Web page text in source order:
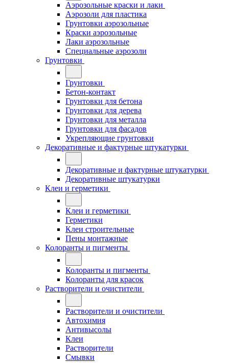
Аэрозольные краски и лаки
Аэрозоли для пластика
Грунтовки аэрозольные
Краски аэрозольные
Лаки аэрозольные
Специальные аэрозоли
Грунтовки
Грунтовки
Бетон-контакт
Грунтовки для бетона
Грунтовки для дерева
Грунтовки для металла
Грунтовки для фасадов
Укрепляющие грунтовки
Декоративные и фактурные штукатурки
Декоративные и фактурные штукатурки
Декоративные штукатурки
Клеи и герметики
Клеи и герметики
Герметики
Клеи строительные
Пены монтажные
Колоранты и пигменты
Колоранты и пигменты
Колоранты для красок
Растворители и очистители
Растворители и очистители
Автохимия
Антивысолы
Клеи
Растворители
Смывки